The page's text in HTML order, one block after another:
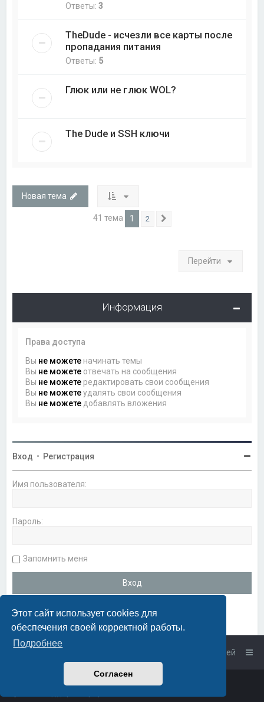
Этот сайт использует cookies для
обеспечения своей корректной работы.
Подробнее
Согласен
Ответы:3
TheDude - исчезли все карты после
пропадания питания
Ответы: 5
Глюк или не глюк WOL?
The Dude и SSH ключи
Новая тема
41 тема 1 2
Перейти
Информация
Права доступа
Вы не можете начинать темы
Вы не можете отвечать на сообщения
Вы не можете редактировать свои сообщения
Вы не можетеудалять свои сообщения
Вы не можете добавлять вложения
Вход • Регистрация
Имя пользователя:
Пароль:
Запомнить меня
Связаться с администрацией
phpBB
PlanetStyles